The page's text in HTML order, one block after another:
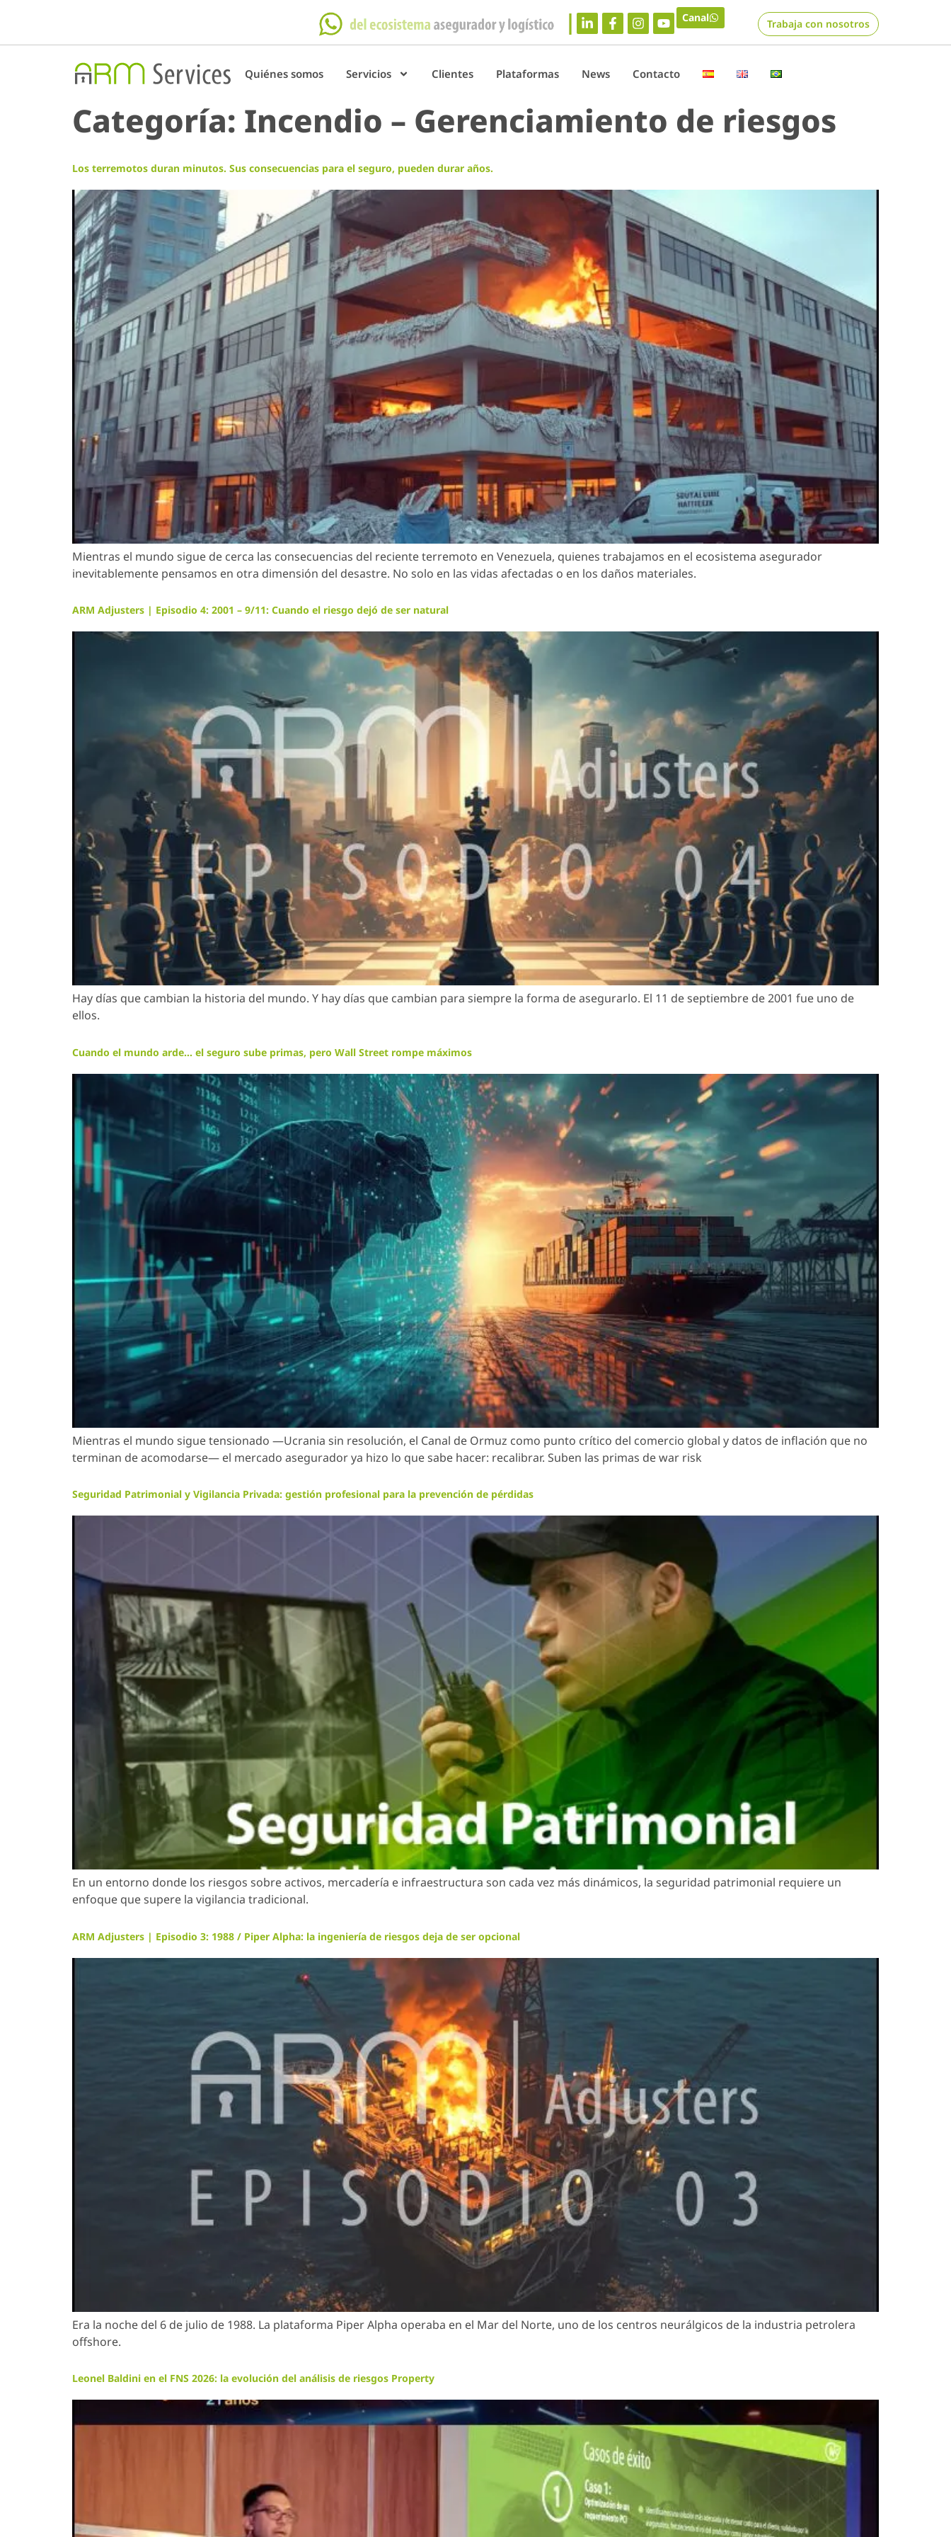
Canal Trabaja con nosotros
Quiénes somos Servicios Clientes Plataformas News Contacto
Categoría: Incendio – Gerenciamiento de riesgos
Los terremotos duran minutos. Sus consecuencias para el seguro, pueden durar años.
Mientras el mundo sigue de cerca las consecuencias del reciente terremoto en Venezuela, quienes trabajamos en el ecosistema asegurador
inevitablemente pensamos en otra dimensión del desastre. No solo en las vidas afectadas o en los daños materiales.
ARM Adjusters | Episodio 4: 2001 – 9/11: Cuando el riesgo dejó de ser natural
Hay días que cambian la historia del mundo. Y hay días que cambian para siempre la forma de asegurarlo. El 11 de septiembre de 2001 fue uno de
ellos.
Cuando el mundo arde… el seguro sube primas, pero Wall Street rompe máximos
Mientras el mundo sigue tensionado —Ucrania sin resolución, el Canal de Ormuz como punto crítico del comercio global y datos de inflación que no
terminan de acomodarse— el mercado asegurador ya hizo lo que sabe hacer: recalibrar. Suben las primas de war risk
Seguridad Patrimonial y Vigilancia Privada: gestión profesional para la prevención de pérdidas
En un entorno donde los riesgos sobre activos, mercadería e infraestructura son cada vez más dinámicos, la seguridad patrimonial requiere un
enfoque que supere la vigilancia tradicional.
ARM Adjusters | Episodio 3: 1988 / Piper Alpha: la ingeniería de riesgos deja de ser opcional
Era la noche del 6 de julio de 1988. La plataforma Piper Alpha operaba en el Mar del Norte, uno de los centros neurálgicos de la industria petrolera
offshore.
Leonel Baldini en el FNS 2026: la evolución del análisis de riesgos Property